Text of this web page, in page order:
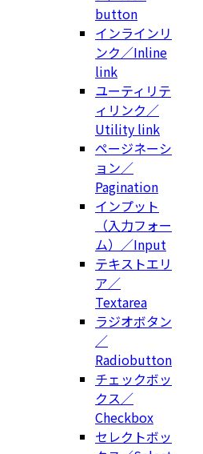
button
インラインリ
ンク／Inline
link
ユーティリテ
ィリンク／
Utility link
ページネーシ
ョン／
Pagination
インプット
（入力フォー
ム）／Input
テキストエリ
ア／
Textarea
ラジオボタン
／
Radiobutton
チェックボッ
クス／
Checkbox
セレクトボッ